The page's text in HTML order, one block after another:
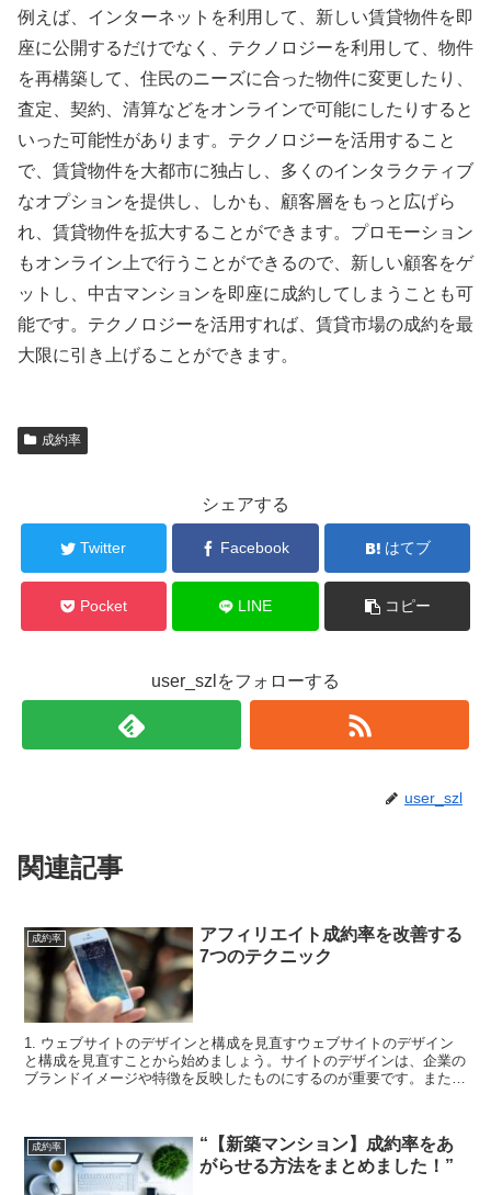
例えば、インターネットを利用して、新しい賃貸物件を即
座に公開するだけでなく、テクノロジーを利用して、物件
を再構築して、住民のニーズに合った物件に変更したり、
査定、契約、清算などをオンラインで可能にしたりすると
いった可能性があります。テクノロジーを活用すること
で、賃貸物件を大都市に独占し、多くのインタラクティブ
なオプションを提供し、しかも、顧客層をもっと広げら
れ、賃貸物件を拡大することができます。プロモーション
もオンライン上で行うことができるので、新しい顧客をゲ
ットし、中古マンションを即座に成約してしまうことも可
能です。テクノロジーを活用すれば、賃貸市場の成約を最
大限に引き上げることができます。
成約率
シェアする
Twitter Facebook はてブ
Pocket LINE コピー
user_szlをフォローする
user_szl
関連記事
成約率
アフィリエイト成約率を改善する
7つのテクニック
1. ウェブサイトのデザインと構成を見直すウェブサイトのデザイン
と構成を見直すことから始めましょう。サイトのデザインは、企業の
ブランドイメージや特徴を反映したものにするのが重要です。また、
成約率
“【新築マンション】成約率をあ
がらせる方法をまとめました！”